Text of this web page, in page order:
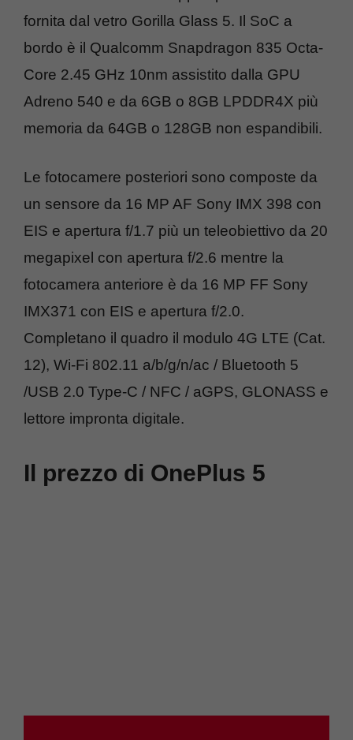
fornita dal vetro Gorilla Glass 5. Il SoC a
bordo è il Qualcomm Snapdragon 835 Octa-
Core 2.45 GHz 10nm assistito dalla GPU
Adreno 540 e da 6GB o 8GB LPDDR4X più
memoria da 64GB o 128GB non espandibili.
Le fotocamere posteriori sono composte da
un sensore da 16 MP AF Sony IMX 398 con
EIS e apertura f/1.7 più un teleobiettivo da 20
megapixel con apertura f/2.6 mentre la
fotocamera anteriore è da 16 MP FF Sony
IMX371 con EIS e apertura f/2.0.
Completano il quadro il modulo 4G LTE (Cat.
12), Wi-Fi 802.11 a/b/g/n/ac / Bluetooth 5
/USB 2.0 Type-C / NFC / aGPS, GLONASS e
lettore impronta digitale.
Il prezzo di OnePlus 5